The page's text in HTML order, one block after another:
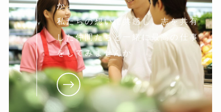
か。
私たちの想いに共感し。志を共有
した仲間たちと一緒に最高の仕事
をしてみませんか